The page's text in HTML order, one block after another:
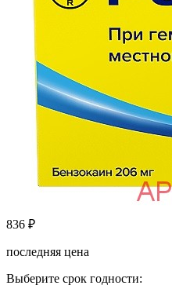
836 ₽
последняя цена
Выберите срок годности: